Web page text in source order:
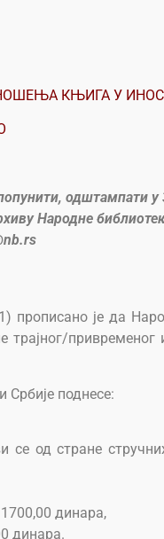
КЊИГА У
одштампати
Народне
прописано је да
трајног/привременог
поднесе:
се од стране
динара,
динара.